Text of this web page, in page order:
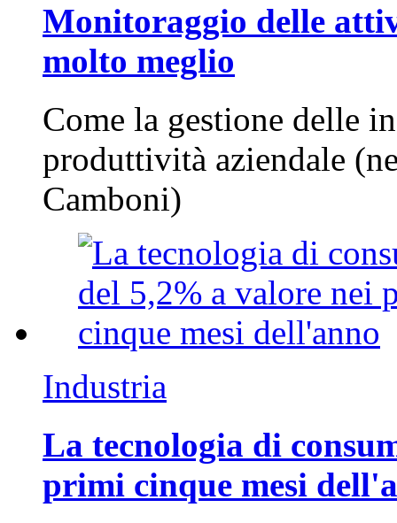
Monitoraggio delle
molto meglio
Come la gestione delle
produttività aziendale
Camboni)
Industria
La tecnologia di
primi cinque mesi